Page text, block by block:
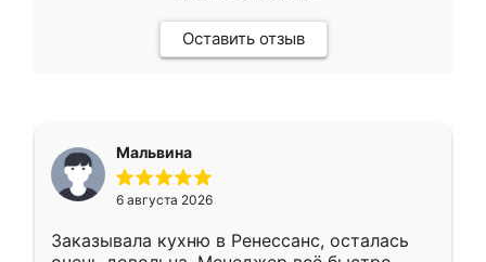
Оставить отзыв
Мальвина
6 августа 2026
Заказывала кухню в Ренессанс, осталась